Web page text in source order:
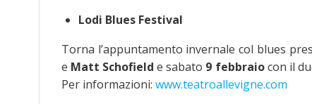
Lodi Blues Festival
Torna l’appuntamento invernale col blues
e Matt Schofield e sabato 9 febbraiocon il
Per informazioni: www.teatroallevigne.com